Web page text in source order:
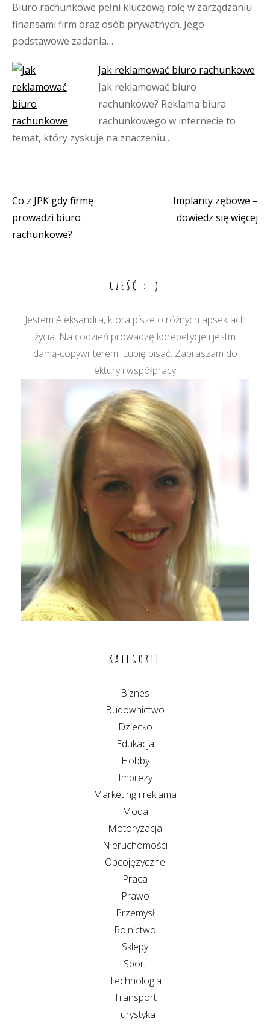
Biuro rachunkowe pełni kluczową rolę w zarządzaniu
finansami firm oraz osób prywatnych. Jego
podstawowe zadania…
Jak reklamować biuro rachunkowe
Jak reklamować biuro
rachunkowe? Reklama biura
rachunkowego w internecie to
temat, który zyskuje na znaczeniu…
Nawigacja
wpisu
Co z JPK gdy firmę
prowadzi biuro
rachunkowe?
Implanty zębowe –
dowiedz się więcej
CZEŚĆ :-)
Jestem Aleksandra, która pisze o różnych apsektach
życia. Na codzień prowadzę korepetycje i jestm
damą-copywriterem. Lubię pisać. Zapraszam do
lektury i współpracy.
KATEGORIE
Biznes
Budownictwo
Dziecko
Edukacja
Hobby
Imprezy
Marketing i reklama
Moda
Motoryzacja
Nieruchomości
Obcojęzyczne
Praca
Prawo
Przemysł
Rolnictwo
Sklepy
Sport
Technologia
Transport
Turystyka